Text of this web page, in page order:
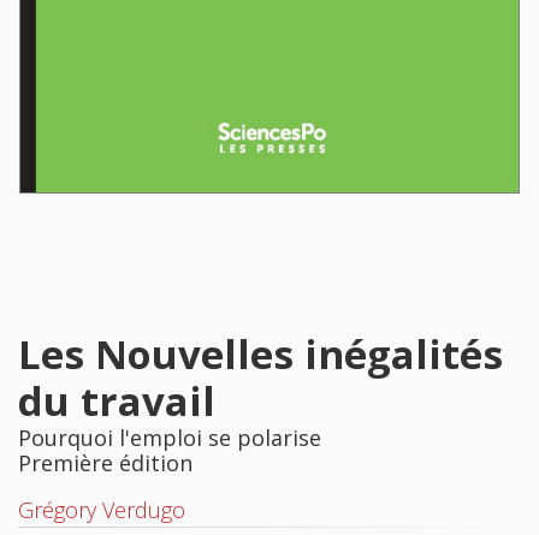
Les Nouvelles inégalités
du travail
Pourquoi l'emploi se polarise
Première édition
Grégory Verdugo